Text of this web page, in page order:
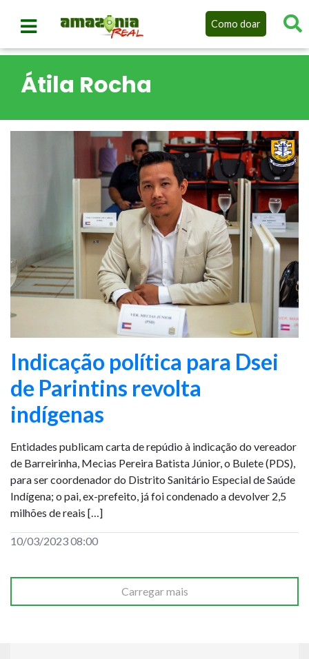
Como doar
Átila Rocha
Indicação política para Dsei
de Parintins revolta
indígenas
Entidades publicam carta de repúdio à indicação do vereador
de Barreirinha, Mecias Pereira Batista Júnior, o Bulete (PDS),
para ser coordenador do Distrito Sanitário Especial de Saúde
Indígena; o pai, ex-prefeito, já foi condenado a devolver 2,5
milhões de reais […]
10/03/2023 08:00
Carregar mais